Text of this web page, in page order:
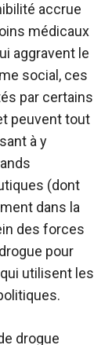
accrue
médicaux
aggravent le
social, ces
par certains
peuvent tout
à y
(dont
dans la
des forces
pour
utilisent les
drogue